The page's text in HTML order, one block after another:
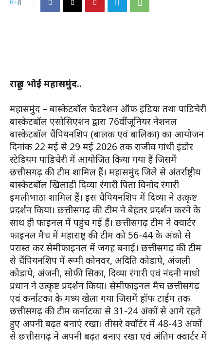
राहुल भोई महासमुंद..
महासमुंद – बास्केटबॉल फेडरेशन ऑफ इंडिया तथा पांडिचेरी
बास्केटबॉल एसोसिएशन द्वारा 76वीं जूनियर नेशनल
बास्केटबॉल चैंपियनशिप (बालक एवं बालिका) का आयोजन
दिनांक 22 मई से 29 मई 2026 तक राजीव गांधी इंडोर
स्टेडियम पांडिचेरी में आयोजित किया गया हैं जिसमें
छत्तीसगढ़ की टीम शामिल हैं। महासमुंद जिले से अंतर्राष्ट्रीय
बास्केटबॉल खिलाड़ी दिव्या रंगारी पिता विनोद रंगारी
इमलीभाठा शामिल हैं। इस चैंपियनशिप में दिव्या ने उत्कृष्ट
प्रदर्शन किया। छत्तीसगढ़ की टीम ने बेहतर प्रदर्शन करने के
साथ ही फाइनल में पहुंच गई हैं। छत्तीसगढ़ टीम ने क्वार्टर
फाइनल मैच में महाराष्ट्र की टीम को 56-44 के अंको से
परास्त कर सेमीफाइनल में जगह बनाई। छत्तीसगढ़ की टीम
से चैंपियनशिप में रूमी कोनवर, अदिति कोडापे, अंजली
कोडापे, अंजनी, सोफी सिका, दिव्या रंगारी एवं नंदनी माधो
प्रधान ने उत्कृष्ट प्रदर्शन किया। सेमीफाइनल मैच छत्तीसगढ़
एवं कर्नाटका के मध्य खेला गया जिसमें हॉफ टाईम तक
छत्तीसगढ़ की टीम कर्नाटका से 31-24 अंकों से आगे रहते
हुए अपनी बढ़त बनाएं रखा। तीसरे क्वॉर्टर में 48-43 अंकों
से छत्तीसगढ़ ने अपनी बढ़त बनाए रखा एवं अंतिम क्वार्टर में